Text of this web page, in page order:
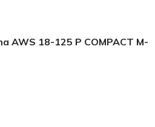
AWS 18-125 P COMPACT M-